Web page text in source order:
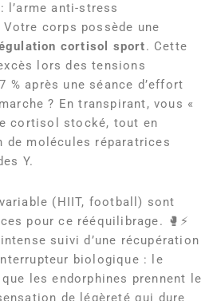
l’arme anti-stress
corps possède une
cortisol sport. Cette
lors des tensions
% après une séance d’effort
? En transpirant, vous «
cortisol stocké, tout en
molécules réparatrices
Y.
(HIIT, football) sont
pour ce rééquilibrage. 🥊⚡️
suivi d’une récupération
biologique : le
les endorphines prennent le
de légèreté qui dure